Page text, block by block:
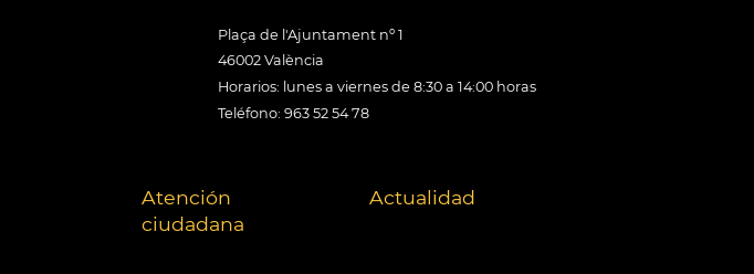
Plaça de l'Ajuntament nº 1
46002 València
Horarios: lunes a viernes de 8:30 a 14:00 horas
Teléfono: 963 52 54 78
Atención
ciudadana
Actualidad